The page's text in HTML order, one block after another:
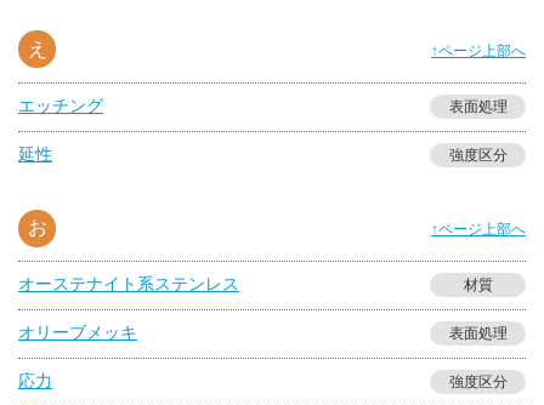
え ↑ページ上部へ
エッチング 表面処理
延性 強度区分
お ↑ページ上部へ
オーステナイト系ステンレス 材質
オリーブメッキ 表面処理
応力 強度区分